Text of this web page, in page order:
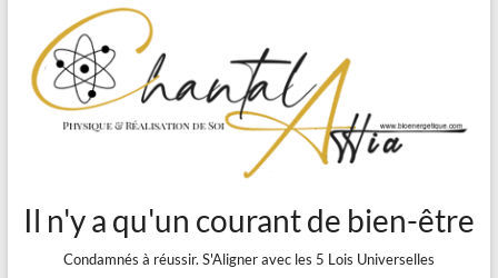
Il n'y a qu'un courant de bien-être
Condamnés à réussir. S'Aligner avec les 5 Lois Universelles